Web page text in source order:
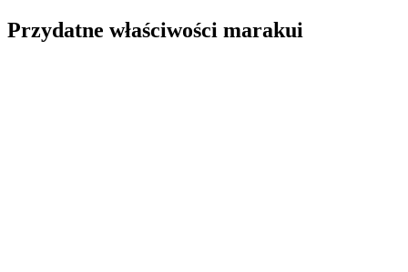
Przydatne właściwości marakui